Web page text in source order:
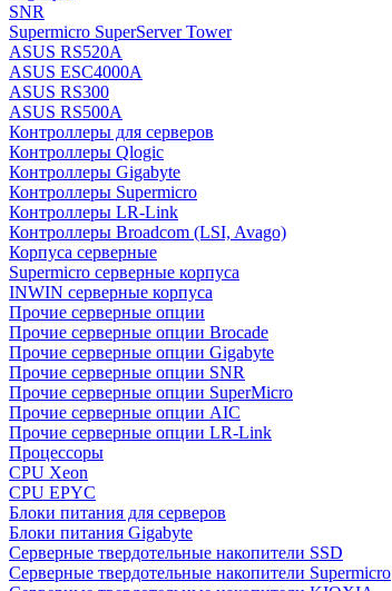
SNR
Supermicro SuperServer Tower
ASUS RS520A
ASUS ESC4000A
ASUS RS300
ASUS RS500A
Контроллеры для серверов
Контроллеры Qlogic
Контроллеры Gigabyte
Контроллеры Supermicro
Контроллеры LR-Link
Контроллеры Broadcom (LSI, Avago)
Корпуса серверные
Supermicro серверные корпуса
INWIN серверные корпуса
Прочие серверные опции
Прочие серверные опции Brocade
Прочие серверные опции Gigabyte
Прочие серверные опции SNR
Прочие серверные опции SuperMicro
Прочие серверные опции AIC
Прочие серверные опции LR-Link
Процессоры
CPU Xeon
CPU EPYC
Блоки питания для серверов
Блоки питания Gigabyte
Серверные твердотельные накопители SSD
Cерверные твердотельные накопители Supermicro